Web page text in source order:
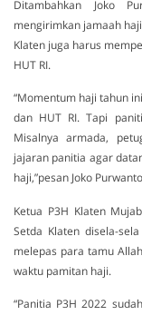
Ditambahkan Joko
mengirimkan jamaah
Klaten juga harus
HUT RI.
“Momentum haji tahun
dan HUT RI. Tapi
Misalnya armada,
jajaran panitia agar
haji,”pesan Joko
Ketua P3H Klaten
Setda Klaten disela-
melepas para tamu
waktu pamitan haji.
“Panitia P3H 2022